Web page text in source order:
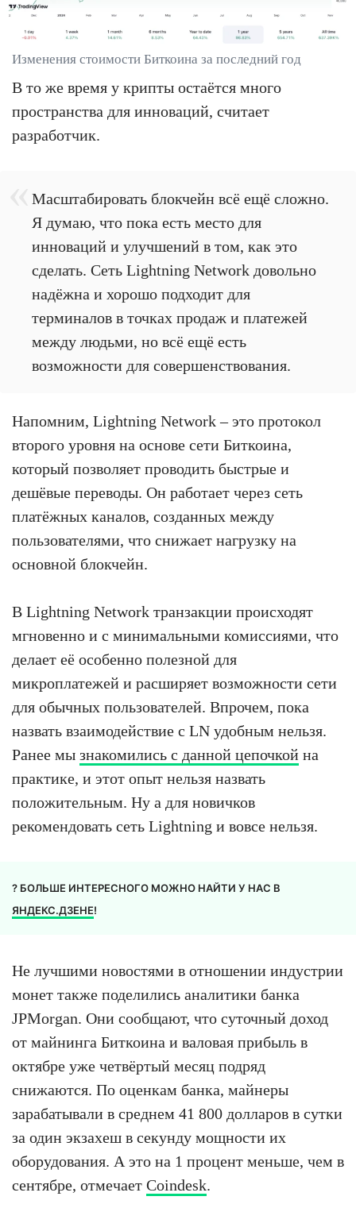
Изменения стоимости Биткоина за последний год
В то же время у крипты остаётся много
пространства для инноваций, считает
разработчик.
Масштабировать блокчейн всё ещё сложно.
Я думаю, что пока есть место для
инноваций и улучшений в том, как это
сделать. Сеть Lightning Network довольно
надёжна и хорошо подходит для
терминалов в точках продаж и платежей
между людьми, но всё ещё есть
возможности для совершенствования.
Напомним, Lightning Network – это протокол
второго уровня на основе сети Биткоина,
который позволяет проводить быстрые и
дешёвые переводы. Он работает через сеть
платёжных каналов, созданных между
пользователями, что снижает нагрузку на
основной блокчейн.
В Lightning Network транзакции происходят
мгновенно и с минимальными комиссиями, что
делает её особенно полезной для
микроплатежей и расширяет возможности сети
для обычных пользователей. Впрочем, пока
назвать взаимодействие с LN удобным нельзя.
Ранее мы знакомились с данной цепочкой на
практике, и этот опыт нельзя назвать
положительным. Ну а для новичков
рекомендовать сеть Lightning и вовсе нельзя.
? БОЛЬШЕ ИНТЕРЕСНОГО МОЖНО НАЙТИ У НАС В
ЯНДЕКС.ДЗЕНЕ!
Не лучшими новостями в отношении индустрии
монет также поделились аналитики банка
JPMorgan. Они сообщают, что суточный доход
от майнинга Биткоина и валовая прибыль в
октябре уже четвёртый месяц подряд
снижаются. По оценкам банка, майнеры
зарабатывали в среднем 41 800 долларов в сутки
за один экзахеш в секунду мощности их
оборудования. А это на 1 процент меньше, чем в
сентябре, отмечает Coindesk.